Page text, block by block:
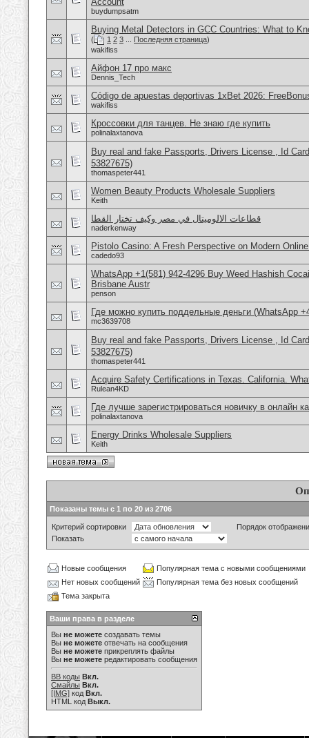
buydumpsatm
Buying Metal Detectors in GCC Countries: What to
( 1 2 3 Последняя страница)
wakifiss
Айфон 17 про макс
Dennis_Tech
Código de apuestas deportivas 1xBet 2026:
wakifiss
Кроссовки для танцев. Не знаю где купить
polinalaxtanova
Buy real and fake Passports, Drivers License , Id
53827675)
thomaspeter441
Women Beauty Products Wholesale Suppliers
Keith
قطاعات الالوميتال في مصر وكيف تختار القطا
naderkenway
Pistolo Casino: A Fresh Perspective on Modern
cadedo93
WhatsApp +1(581) 942-4296 Buy Weed Hashish
Brisbane Austr
penson
Где можно купить поддельные деньги (WhatsApp
mc3639708
Buy real and fake Passports, Drivers License , Id
53827675)
thomaspeter441
Acquire Safety Certifications in Texas. California.
Rulean4KD
Где лучше зарегистрироваться новичку в онлайн
polinalaxtanova
Energy Drinks Wholesale Suppliers
Keith
Показаны темы с 1 по 20 из 2706
Критерий сортировки
Порядок
Показать
Новые сообщения
Популярная тема с новыми сообщениями
Нет новых сообщений
Популярная тема без новых сообщений
Тема закрыта
Ваши права в разделе
Вы не можете создавать темы
Вы не можете отвечать на сообщения
Вы не можете прикреплять файлы
Вы не можете редактировать сообщения
BB коды Вкл.
Смайлы Вкл.
[IMG] код Вкл.
HTML код Выкл.